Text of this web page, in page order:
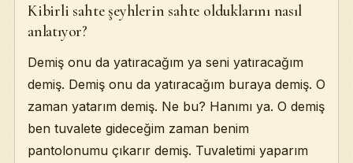
Kibirli sahte şeyhlerin sahte olduklarını nasıl
anlatıyor?
Demiş onu da yatıracağım ya seni yatıracağım
demiş. Demiş onu da yatıracağım buraya demiş. O
zaman yatarım demiş. Ne bu? Hanımı ya. O demiş
ben tuvalete gideceğim zaman benim
pantolonumu çıkarır demiş. Tuvaletimi yaparım